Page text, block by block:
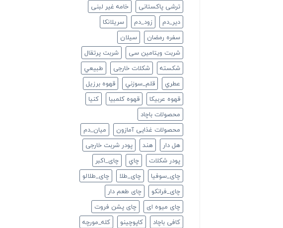
ترشی پاکستانی
خامه غیر لبنی
دير_دم
زود_دم
سريلانكا
سفره رمضان
سيلان
شربت ویتامین سی
شربت پرتقال
شكسته
شکلات خارجی
طبيعي
عطري
قلم_سوزني
قهوه برزیل
قهوه عربیکا
قهوه کلمبیا
كنيا
محصولات باچاد
محصولات غذایی آمازون
ميان_دم
هل دار
هند
پودر شربت خارجی
پودر شکلات
چاي
چای_اکبر
چای_سوفیا
چای_طلا
چای_طلالو
چای_فرانكو
چای طعم دار
چای میوه ای
چای پشن فروت
کافی باچاد
کاپوچینو کله_مورچه